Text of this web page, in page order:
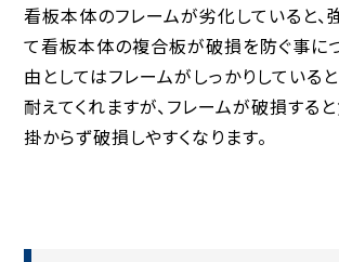
看板本体のフレームが劣化していると、
て看板本体の複合板が破損を防ぐ事に
由としてはフレームがしっかりしている
耐えてくれますが、フレームが破損する
掛からず破損しやすくなります。